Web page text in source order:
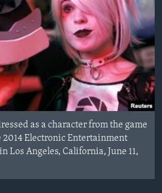
as a character from the game
2014 Electronic Entertainment
Los Angeles, California, June 11,